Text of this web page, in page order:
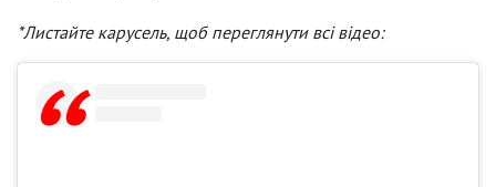
*Листайте карусель, щоб переглянути всі відео: